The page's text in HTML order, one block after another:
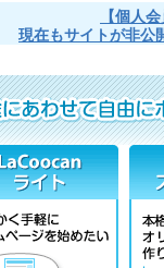
【個人
現在もサイトが非公